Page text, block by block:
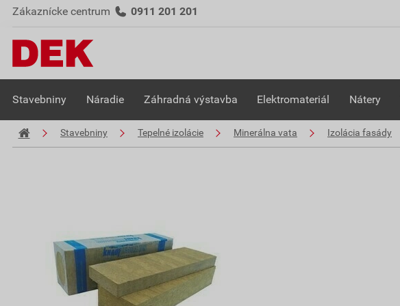
Zákaznícke centrum 0911 201 201
Stavebniny Náradie Záhradná výstavba Elektromateriál Nátery
Stavebniny Tepelné izolácie Minerálna vata Izolácia fasády